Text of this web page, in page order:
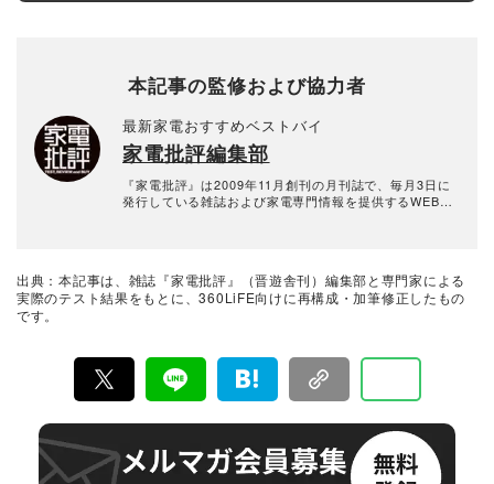
本記事の監修および協力者
最新家電おすすめベストバイ
家電批評編集部
『家電批評』は2009年11月創刊の月刊誌で、毎月3日に
発行している雑誌および家電専門情報を提供するWEBメ
検証機関が実機テストを行い、価格やブランドに惑わさ
れることなく製品の本質的な性能を見極め、その良し悪
出典：本記事は、雑誌『家電批評』（晋遊舎刊）編集部と専門家による
実際のテスト結果をもとに、360LiFE向けに再構成・加筆修正したもの
です。